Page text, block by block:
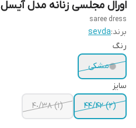
اورال مجلسی زنانه مدل آیسل
saree dress
برند:sevda
رنگ
مشکی
سایز
(٢) ۴٢/۴۴
(١) ٣٨/۴٠